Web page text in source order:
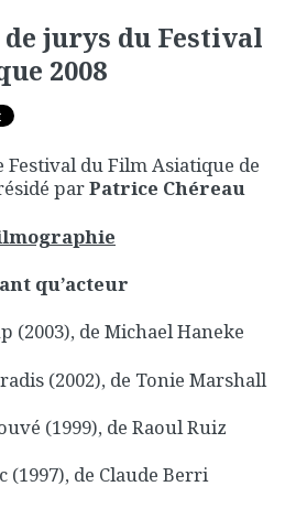
jurys du Festival
2008
Festival du Film Asiatique de
parPatrice Chéreau
qu’acteur
(2003), de Michael Haneke
(2002), de Tonie Marshall
(1999), de Raoul Ruiz
(1997), de Claude Berri